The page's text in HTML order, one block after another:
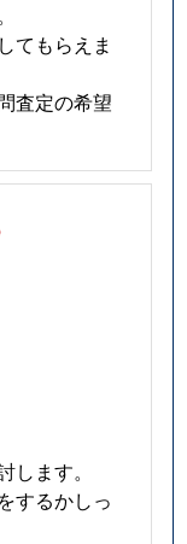
てもらえま
査定の希望
ます。
するかしっ